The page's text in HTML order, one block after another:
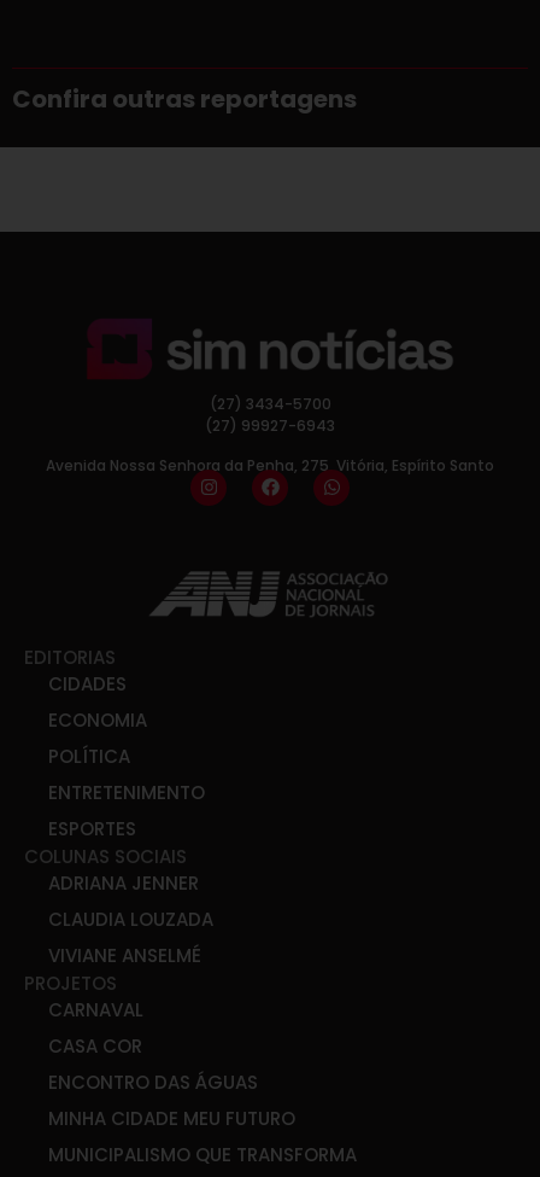
Confira outras reportagens
(27) 3434-5700
(27) 99927-6943
Avenida Nossa Senhora da Penha, 275, Vitória, Espírito Santo
EDITORIAS
CIDADES
ECONOMIA
POLÍTICA
ENTRETENIMENTO
ESPORTES
COLUNAS SOCIAIS
ADRIANA JENNER
CLAUDIA LOUZADA
VIVIANE ANSELMÉ
PROJETOS
CARNAVAL
CASA COR
ENCONTRO DAS ÁGUAS
MINHA CIDADE MEU FUTURO
MUNICIPALISMO QUE TRANSFORMA